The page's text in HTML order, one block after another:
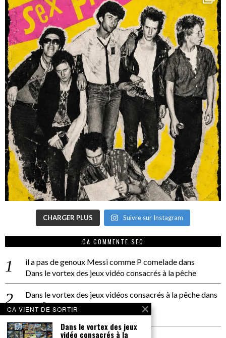
CHARGER PLUS Suivre sur Instagram
CA COMMENTE SEC
il a pas de genoux Messi comme P comeladedans
Dans le vortex des jeux vidéo consacrés à la pêche
Dans le vortex des jeux vidéos consacrés à la pêchedans
PACÔME THIELLEMENT
La séance d’Hip Gnose
CA VIENT DE SORTIR
Dans le vortex des jeux
vidéo consacrés à la